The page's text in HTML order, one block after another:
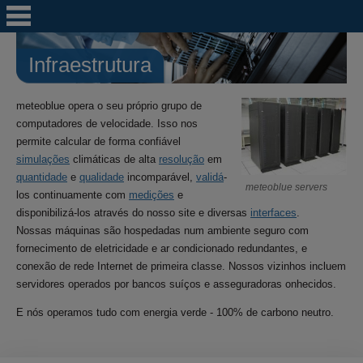
Infraestrutura
meteoblue servers
meteoblue opera o seu próprio grupo de
computadores de velocidade. Isso nos
permite calcular de forma confiável
simulações climáticas de alta resolução em
quantidade e qualidade incomparável, validá-
los continuamente com medições e
disponibilizá-los através do nosso site e diversas interfaces
Nossas máquinas são hospedadas num ambiente seguro com
fornecimento de eletricidade e ar condicionado redundantes, e
conexão de rede Internet de primeira classe. Nossos vizinhos incluem
servidores operados por bancos suíços e asseguradoras onhecidos.
E nós operamos tudo com energia verde - 100% de carbono neutro.